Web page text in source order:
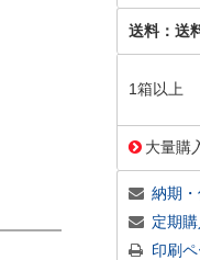
送料： 送
1箱以上
大量購
納期
定期
印刷